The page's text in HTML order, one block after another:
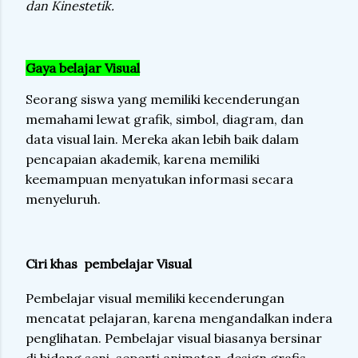
dan Kinestetik.
Gaya belajar Visual
Seorang siswa yang memiliki kecenderungan
memahami lewat grafik, simbol, diagram, dan
data visual lain. Mereka akan lebih baik dalam
pencapaian akademik, karena memiliki
keemampuan menyatukan informasi secara
menyeluruh.
Ciri khas pembelajar Visual
Pembelajar visual memiliki kecenderungan
mencatat pelajaran, karena mengandalkan indera
penglihatan. Pembelajar visual biasanya bersinar